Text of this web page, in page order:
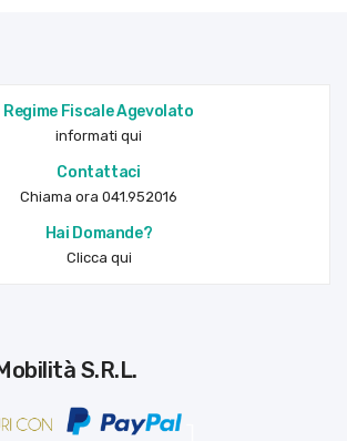
Regime Fiscale Agevolato
informati qui
Contattaci
Chiama ora 041.952016
Hai Domande?
Clicca qui
S.R.L.